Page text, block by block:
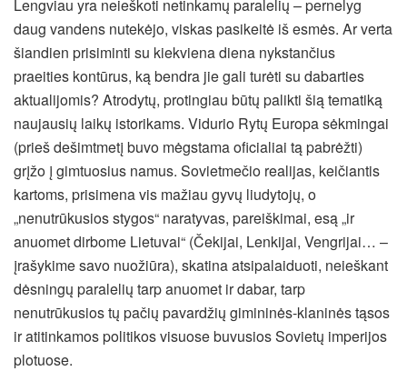
Lengviau yra neieškoti netinkamų paralelių – pernelyg
daug vandens nutekėjo, viskas pasikeitė iš esmės. Ar verta
šiandien prisiminti su kiekviena diena nykstančius
praeities kontūrus, ką bendra jie gali turėti su dabarties
aktualijomis? Atrodytų, protingiau būtų palikti šią tematiką
naujausių laikų istorikams. Vidurio Rytų Europa sėkmingai
(prieš dešimtmetį buvo mėgstama oficialiai tą pabrėžti)
grįžo į gimtuosius namus. Sovietmečio realijas, keičiantis
kartoms, prisimena vis mažiau gyvų liudytojų, o
„nenutrūkusios stygos“ naratyvas, pareiškimai, esą „ir
anuomet dirbome Lietuvai“ (Čekijai, Lenkijai, Vengrijai… –
įrašykime savo nuožiūra), skatina atsipalaiduoti, neieškant
dėsningų paralelių tarp anuomet ir dabar, tarp
nenutrūkusios tų pačių pavardžių gimininės-klaninės tąsos
ir atitinkamos politikos visuose buvusios Sovietų imperijos
plotuose.